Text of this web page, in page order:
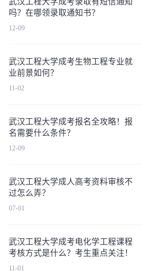
吗？在哪领录取通知书？
12-09
武汉工程大学成考生物工程专业就
业前景如何？
11-02
武汉工程大学成考报名全攻略！报
名需要什么条件？
12-09
武汉工程大学成人高考资料审核不
过怎么弄？
07-01
武汉工程大学成考电化学工程课程
考核方式是什么？考生重点关注！
11-01